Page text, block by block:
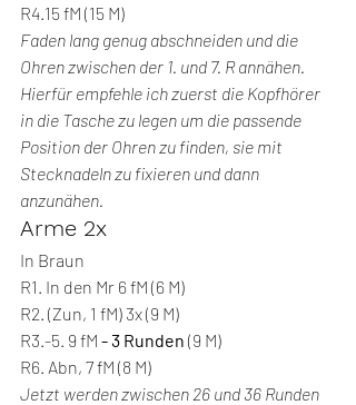
R4.15 fM (15 M)
Faden lang genug abschneiden und die
Ohren zwischen der 1. und 7. R annähen.
Hierfür empfehle ich zuerst die Kopfhörer
in die Tasche zu legen um die passende
Position der Ohren zu finden, sie mit
Stecknadeln zu fixieren und dann
anzunähen.
Arme 2x
In Braun
R1. In den Mr 6 fM (6 M)
R2. (Zun, 1 fM) 3x (9 M)
R3.-5. 9 fM - 3 Runden (9 M)
R6. Abn, 7 fM (8 M)
Jetzt werden zwischen 26 und 36 Runden